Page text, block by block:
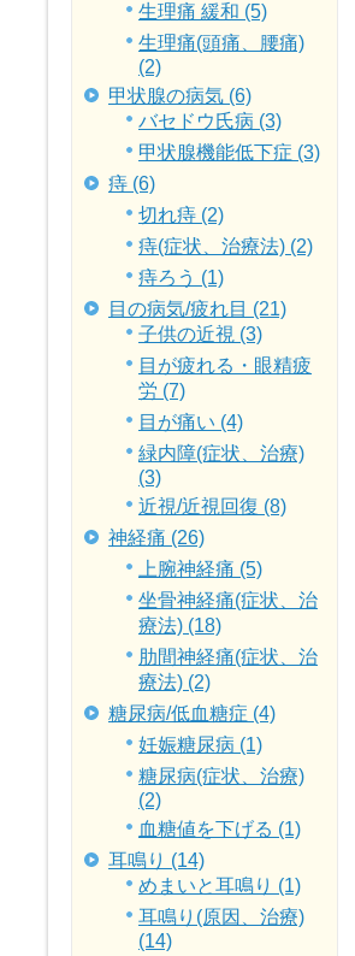
生理痛 緩和 (5)
生理痛(頭痛、腰痛)
(2)
甲状腺の病気 (6)
バセドウ氏病 (3)
甲状腺機能低下症 (3)
痔 (6)
切れ痔 (2)
痔(症状、治療法) (2)
痔ろう (1)
目の病気/疲れ目 (21)
子供の近視 (3)
目が疲れる・眼精疲
労 (7)
目が痛い (4)
緑内障(症状、治療)
(3)
近視/近視回復 (8)
神経痛 (26)
上腕神経痛 (5)
坐骨神経痛(症状、治
療法) (18)
肋間神経痛(症状、治
療法) (2)
糖尿病/低血糖症 (4)
妊娠糖尿病 (1)
糖尿病(症状、治療)
(2)
血糖値を下げる (1)
耳鳴り (14)
めまいと耳鳴り (1)
耳鳴り(原因、治療)
(14)